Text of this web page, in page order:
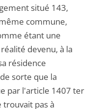
situé 143,
commune,
étant une
devenu, à la
résidence
sorte que la
par l'article 1407 ter
trouvait pas à